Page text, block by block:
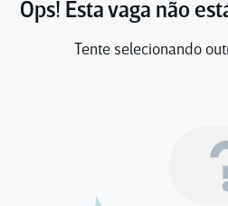
Ops! Esta vaga não
Tente selecionando